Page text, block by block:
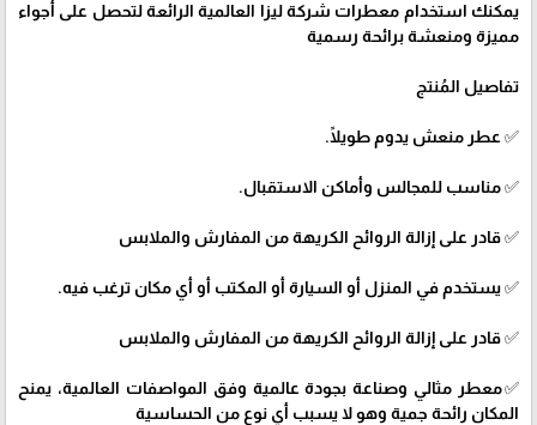
يمكنك استخدام معطرات شركة ليزا العالمية الرائعة لتحصل على أجواء
مميزة ومنعشة برائحة رسمية
تفاصيل المُنتج
✅ عطر منعش يدوم طويلًا.
✅ مناسب للمجالس وأماكن الاستقبال.
✅ قادر على إزالة الروائح الكريهة من المفارش والملابس
✅ يستخدم في المنزل أو السيارة أو المكتب أو أي مكان ترغب فيه.
✅ قادر على إزالة الروائح الكريهة من المفارش والملابس
✅معطر مثالي وصناعة بجودة عالمية وفق المواصفات العالمية، يمنح
المكان رائحة جمية وهو لا يسبب أي نوع من الحساسية